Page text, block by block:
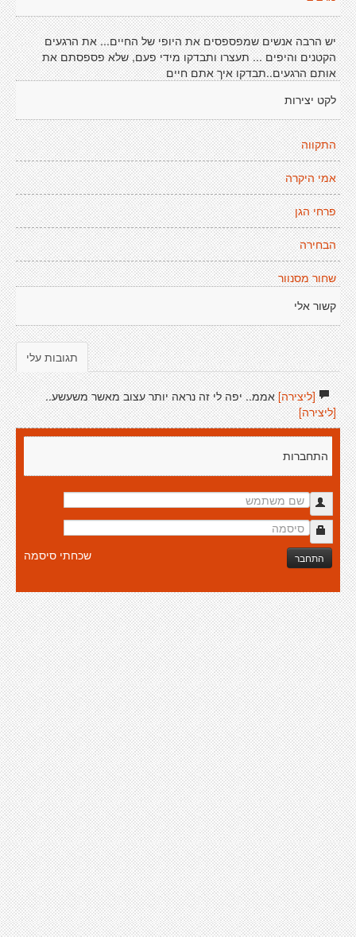
יש הרבה אנשים שמפספסים את היופי של החיים... את הרגעים
הקטנים והיפים ... תעצרו ותבדקו מידי פעם, שלא פספסתם את
אותם הרגעים..תבדקו איך אתם חיים
לקט יצירות
התקווה
אמי היקרה
פרחי הגן
הבחירה
שחור מסנוור
קשור אלי
תגובות עלי
[ליצירה]אממ.. יפה לי זה נראה יותר עצוב מאשר משעשע..
[ליצירה]
התחברות
התחבר שכחתי סיסמה